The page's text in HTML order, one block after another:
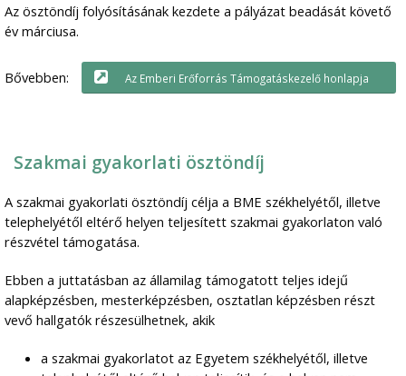
Az ösztöndíj folyósításának kezdete a pályázat beadását követő
év márciusa.
Bővebben: Az Emberi Erőforrás Támogatáskezelő honlapja
Szakmai gyakorlati ösztöndíj
A szakmai gyakorlati ösztöndíj célja a BME székhelyétől, illetve
telephelyétől eltérő helyen teljesített szakmai gyakorlaton való
részvétel támogatása.
Ebben a juttatásban az államilag támogatott teljes idejű
alapképzésben, mesterképzésben, osztatlan képzésben részt
vevő hallgatók részesülhetnek, akik
a szakmai gyakorlatot az Egyetem székhelyétől, illetve